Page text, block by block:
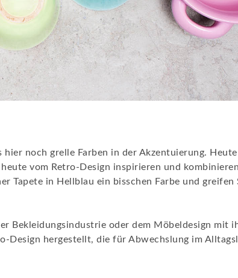
noch grelle Farben in der Akzentuierung.
vom Retro-Design inspirieren und
Tapete in Hellblau ein bisschen Farbe und greifen
Bekleidungsindustrie oder dem Möbeldesign mit
Design hergestellt, die für Abwechslung im